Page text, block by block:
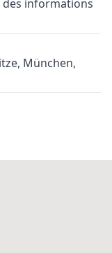
des informations
München,